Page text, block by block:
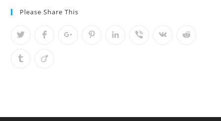
Please Share This